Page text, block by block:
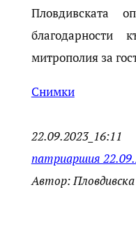
Пловдивската
благодарности
митрополия за
Снимки
патриаршия
Автор: